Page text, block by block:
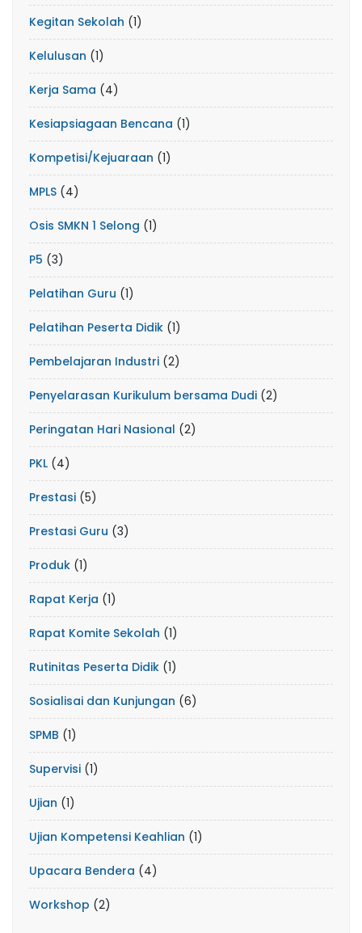
Kegitan Sekolah (1)
Kelulusan (1)
Kerja Sama (4)
Kesiapsiagaan Bencana (1)
Kompetisi/Kejuaraan (1)
MPLS (4)
Osis SMKN 1 Selong (1)
P5 (3)
Pelatihan Guru (1)
Pelatihan Peserta Didik (1)
Pembelajaran Industri (2)
Penyelarasan Kurikulum bersama Dudi (2)
Peringatan Hari Nasional (2)
PKL (4)
Prestasi (5)
Prestasi Guru (3)
Produk (1)
Rapat Kerja (1)
Rapat Komite Sekolah (1)
Rutinitas Peserta Didik (1)
Sosialisai dan Kunjungan (6)
SPMB (1)
Supervisi (1)
Ujian (1)
Ujian Kompetensi Keahlian (1)
Upacara Bendera (4)
Workshop (2)